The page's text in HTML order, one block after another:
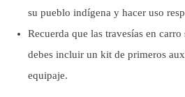
su pueblo indígena y hacer uso
Recuerda que las travesías en
debes incluir un kit de primeros
equipaje.